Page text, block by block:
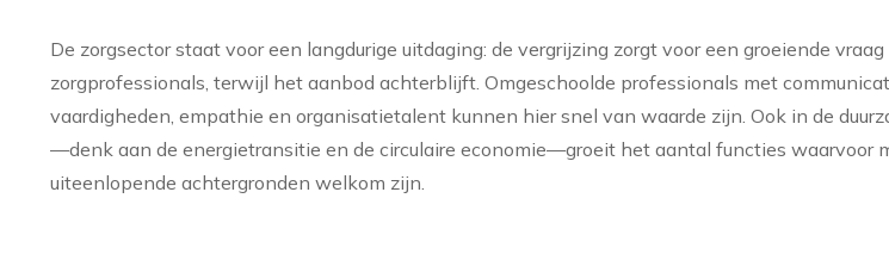
De zorgsector staat voor een langdurige uitdaging: de vergrijzing zorgt voor een groeiende vraag
zorgprofessionals, terwijl het aanbod achterblijft. Omgeschoolde professionals met
vaardigheden, empathie en organisatietalent kunnen hier snel van waarde zijn. Ook in de
—denk aan de energietransitie en de circulaire economie—groeit het aantal functies waarvoor
uiteenlopende achtergronden welkom zijn.